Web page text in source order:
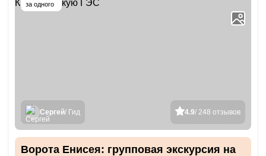
за одного
4.9/ 248 отзывов
Сергей/ Гид
Ворота Енисея: групповая экскурсия на